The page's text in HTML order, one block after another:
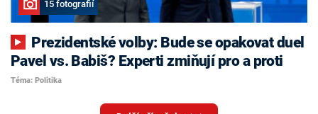
15 fotografií
Pavel vs. Babiš? Experti zmiňují pro a proti
Téma: Politika